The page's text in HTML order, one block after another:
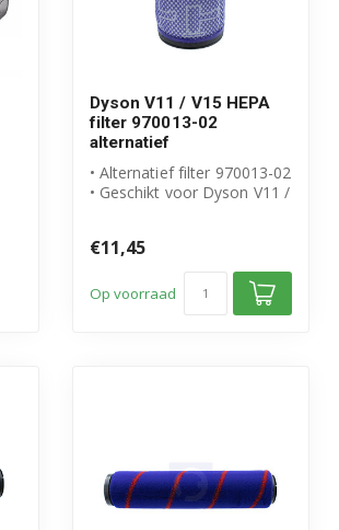
Dyson V11 / V15 HEPA
filter 970013-02
alternatief
• Alternatief filter 970013-02
• Geschikt voor Dyson V11 /
€11,45
Op voorraad